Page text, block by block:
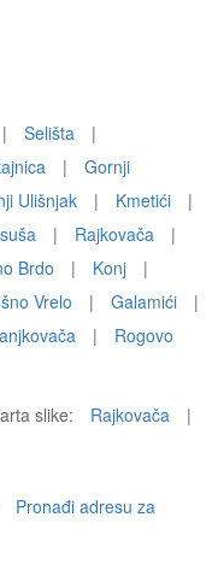
| Selišta
|
|
Gornji
Ulišnjak | Kmetići
|
| Rajkovača
|
Brdo | Konj
|
Vrelo | Galamići
|
|
Rogovo
slike:
Rajkovača
|
Pronađi adresu za